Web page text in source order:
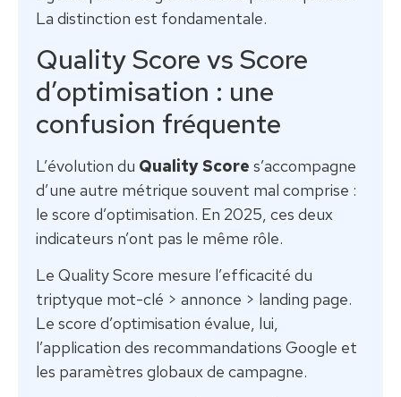
La distinction est fondamentale.
Quality Score vs Score
d’optimisation : une
confusion fréquente
L’évolution du Quality Score s’accompagne
d’une autre métrique souvent mal comprise :
le score d’optimisation. En 2025, ces deux
indicateurs n’ont pas le même rôle.
Le Quality Score mesure l’efficacité du
triptyque mot-clé > annonce > landing page.
Le score d’optimisation évalue, lui,
l’application des recommandations Google et
les paramètres globaux de campagne.